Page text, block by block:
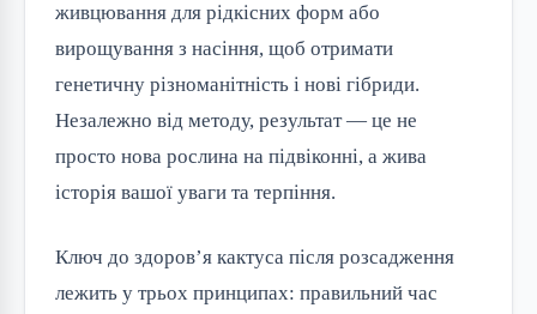
живцювання для рідкісних форм або
вирощування з насіння, щоб отримати
генетичну різноманітність і нові гібриди.
Незалежно від методу, результат — це не
просто нова рослина на підвіконні, а жива
історія вашої уваги та терпіння.
Ключ до здоров’я кактуса після розсадження
лежить у трьох принципах: правильний час